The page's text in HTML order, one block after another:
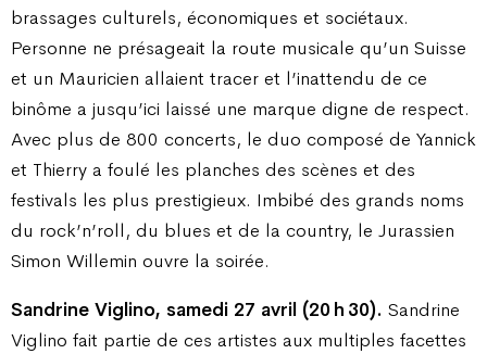
brassages culturels, économiques et sociétaux.
Personne ne présageait la route musicale qu’un Suisse
et un Mauricien allaient tracer et l’inattendu de ce
binôme a jusqu’ici laissé une marque digne de respect.
Avec plus de 800 concerts, le duo composé de Yannick
et Thierry a foulé les planches des scènes et des
festivals les plus prestigieux. Imbibé des grands noms
du rock’n’roll, du blues et de la country, le Jurassien
Simon Willemin ouvre la soirée.
Sandrine Viglino, samedi 27 avril (20 h 30). Sandrine
Viglino fait partie de ces artistes aux multiples facettes